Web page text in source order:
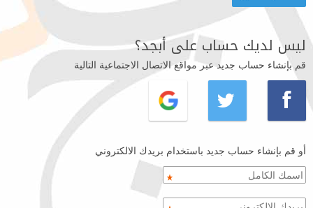
ليس لديك حساب على أبجد؟
قم بإنشاء حساب جديد عبر مواقع الاتصال الاجتماعية التالية
أو قم بإنشاء حساب جديد باستخدام بريدك الالكتروني